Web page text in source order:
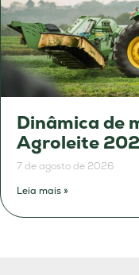
Dinâmica de
Agroleite
7 de agosto de 2026
Leia mais »